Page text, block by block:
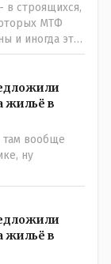
в строящихся,
МТФ
и иногда эти
хотя я
эти сбои и
мало для
молодых
с
в селе
допустим
жизни -
жильё в
там вообще
ну
жильё в